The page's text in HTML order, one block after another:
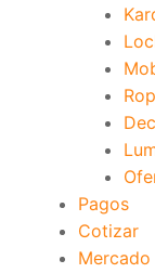
Pagos
Cotizar